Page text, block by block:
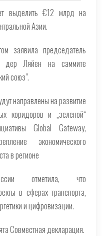
выделить €12 млрд на
Азии.
заявила председатель
дер Ляйен на саммите
союз".
направлены на развитие
коридоров и „зеленой“
Global Gateway,
экономического
в регионе
отметила, что
в сферах транспорта,
и цифровизации.
Совместная декларация.